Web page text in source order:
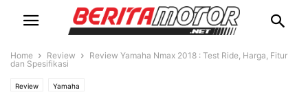
Home Review
Review Yamaha Nmax 2018 : Test Ride, Harga, Fitur
dan Spesifikasi
Review Yamaha